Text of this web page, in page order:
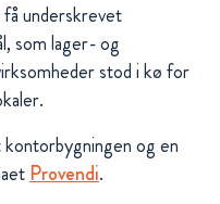
underskrevet
som lager- og
stod i kø for
og en
Provendi.